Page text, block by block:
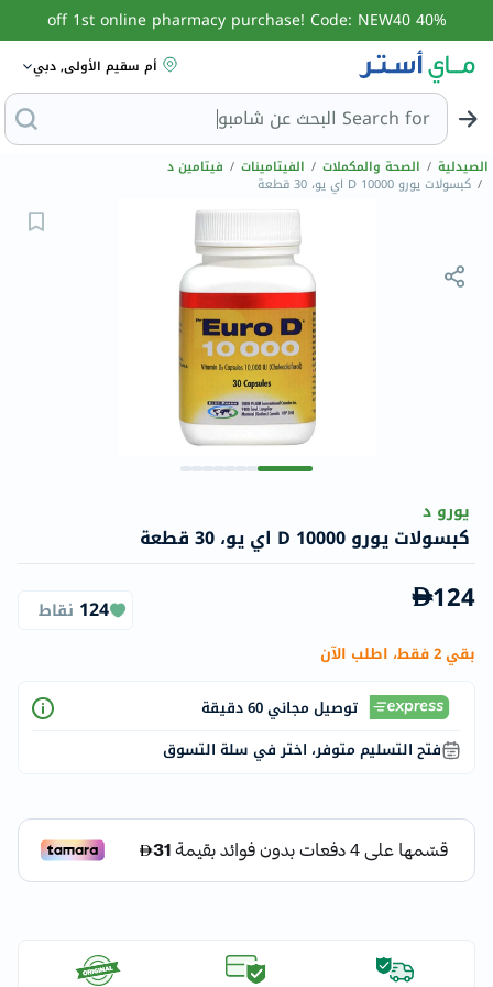
40% off 1st online pharmacy purchase! Code: NEW40
أم سقيم الأولى, دبي
Search for
الصيدلية / الصحة والمكملات / الفيتامينات / فيتامين د
/ كبسولات يورو D 10000 اي يو، 30 قطعة
يورو د
كبسولات يورو D 10000 اي يو، 30 قطعة
124
124 نقاط
بقي 2 فقط، اطلب الآن
توصيل مجاني 60 دقيقة
فتح التسليم متوفر، اختر في سلة التسوق